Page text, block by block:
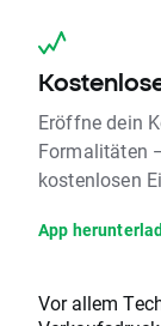
Eröffne dein
Formalitäten
kostenlosen
App
Vor allem